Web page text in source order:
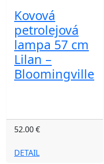
Kovová
petrolejová
lampa 57 cm
Lilan –
Bloomingville
52.00 €
DETAIL